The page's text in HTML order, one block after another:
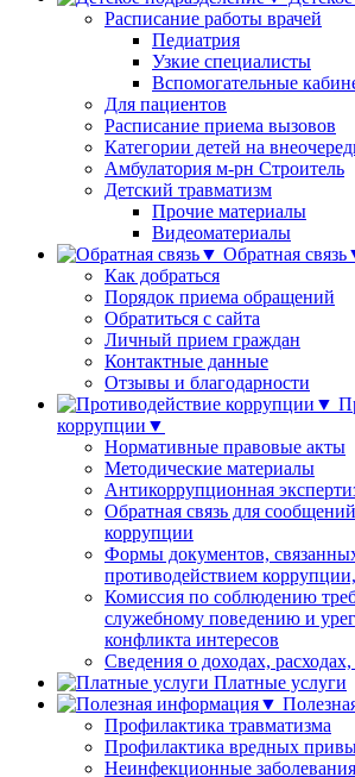
Расписание работы врачей
Педиатрия
Узкие специалисты
Вспомогательные
Для пациентов
Расписание приема вызовов
Категории детей на
Амбулатория м-рн Строитель
Детский травматизм
Прочие материалы
Видеоматериалы
Обратная
Как добраться
Порядок приема обращений
Обратиться с сайта
Личный прием граждан
Контактные данные
Отзывы и благодарности
коррупции▼
Нормативные правовые акты
Методические материалы
Антикоррупционная
Обратная связь для
коррупции
Формы документов,
противодействием
Комиссия по соблюдению
служебному поведению и
конфликта интересов
Сведения о доходах,
Платные услуги
Профилактика травматизма
Профилактика вредных
Неинфекционные заболевания